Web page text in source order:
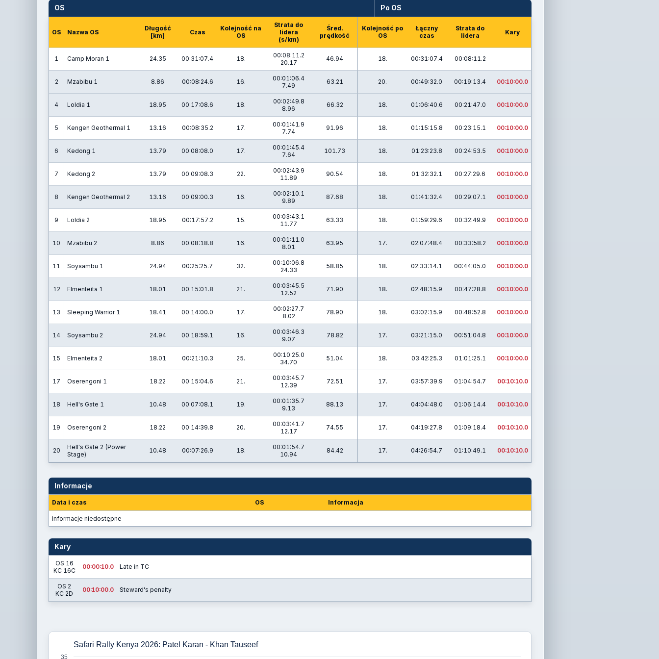
OS Po OS
OS Nazwa OS
Długość
[km]
Czas
Kolejność na
OS
Strata do
lidera
(s/km)
Śred.
prędkość
Kolejność po
OS
Łączny
czas
Strata do
lidera
Kary
1 Camp Moran 1 24.35 00:31:07.4 18.
00:08:11.2
20.17
46.94 18. 00:31:07.4 00:08:11.2
2 Mzabibu 1 8.86 00:08:24.6 16.
00:01:06.4
7.49
63.21 20. 00:49:32.0 00:19:13.4 00:10:00.0
4 Loldia 1 18.95 00:17:08.6 18.
00:02:49.8
8.96
66.32 18. 01:06:40.6 00:21:47.0 00:10:00.0
5 Kengen Geothermal 1 13.16 00:08:35.2 17.
00:01:41.9
7.74
91.96 18. 01:15:15.8 00:23:15.1 00:10:00.0
6 Kedong 1 13.79 00:08:08.0 17.
00:01:45.4
7.64
101.73 18. 01:23:23.8 00:24:53.5 00:10:00.0
7 Kedong 2 13.79 00:09:08.3 22.
00:02:43.9
11.89
90.54 18. 01:32:32.1 00:27:29.6 00:10:00.0
8 Kengen Geothermal 2 13.16 00:09:00.3 16.
00:02:10.1
9.89
87.68 18. 01:41:32.4 00:29:07.1 00:10:00.0
9 Loldia 2 18.95 00:17:57.2 15.
00:03:43.1
11.77
63.33 18. 01:59:29.6 00:32:49.9 00:10:00.0
10 Mzabibu 2 8.86 00:08:18.8 16.
00:01:11.0
8.01
63.95 17. 02:07:48.4 00:33:58.2 00:10:00.0
11 Soysambu 1 24.94 00:25:25.7 32.
00:10:06.8
24.33
58.85 18. 02:33:14.1 00:44:05.0 00:10:00.0
12 Elmenteita 1 18.01 00:15:01.8 21.
00:03:45.5
12.52
71.90 18. 02:48:15.9 00:47:28.8 00:10:00.0
13 Sleeping Warrior 1 18.41 00:14:00.0 17.
00:02:27.7
8.02
78.90 18. 03:02:15.9 00:48:52.8 00:10:00.0
14 Soysambu 2 24.94 00:18:59.1 16.
00:03:46.3
9.07
78.82 17. 03:21:15.0 00:51:04.8 00:10:00.0
15 Elmenteita 2 18.01 00:21:10.3 25.
00:10:25.0
34.70
51.04 18. 03:42:25.3 01:01:25.1 00:10:00.0
17 Oserengoni 1 18.22 00:15:04.6 21.
00:03:45.7
12.39
72.51 17. 03:57:39.9 01:04:54.7 00:10:10.0
18 Hell's Gate 1 10.48 00:07:08.1 19.
00:01:35.7
9.13
88.13 17. 04:04:48.0 01:06:14.4 00:10:10.0
19 Oserengoni 2 18.22 00:14:39.8 20.
00:03:41.7
12.17
74.55 17. 04:19:27.8 01:09:18.4 00:10:10.0
20
Hell's Gate 2 (Power
Stage)
10.48 00:07:26.9 18.
00:01:54.7
10.94
84.42 17. 04:26:54.7 01:10:49.1 00:10:10.0
Informacje
Data i czas OS Informacja
Informacje niedostępne
Kary
OS 16
KC 16C
00:00:10.0 Late in TC
OS 2
KC 2D
00:10:00.0 Steward's penalty
Safari Rally Kenya 2026: Patel Karan - Khan Tauseef
35